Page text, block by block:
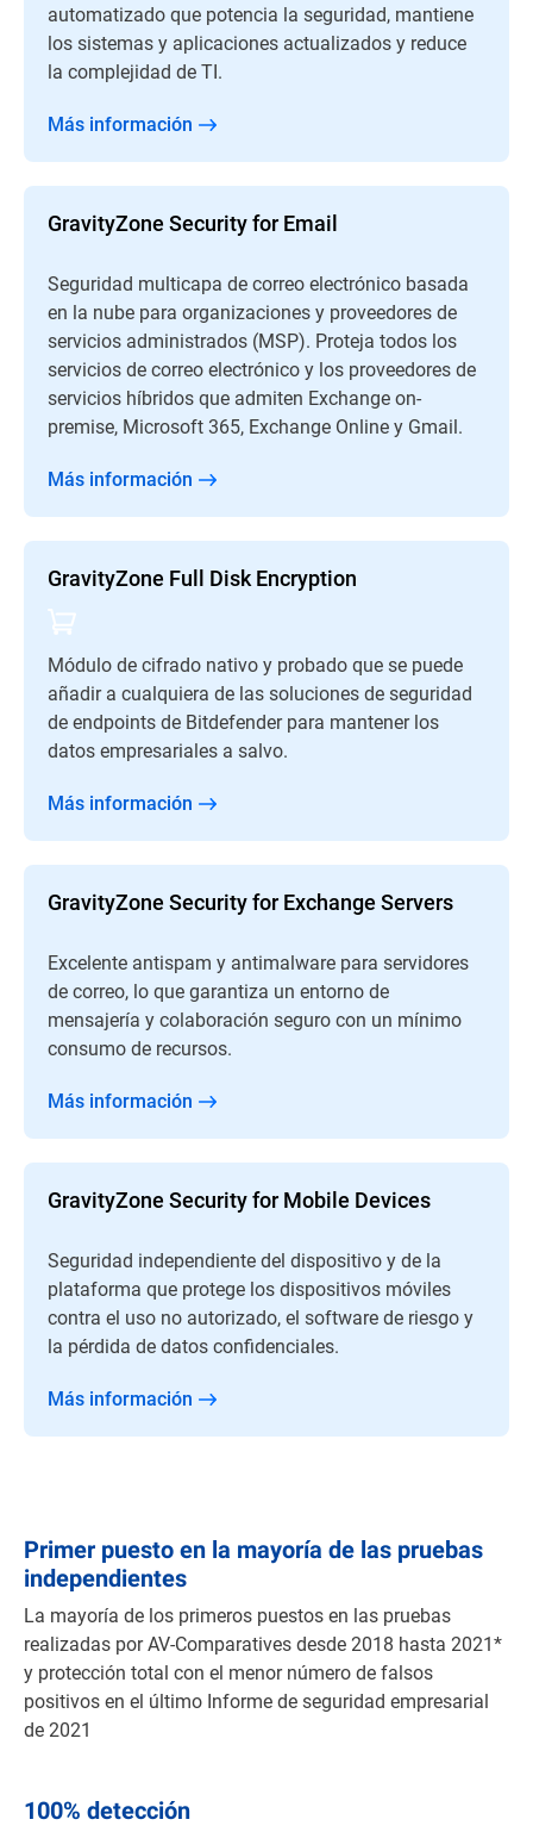
automatizado que potencia la seguridad, mantiene
los sistemas y aplicaciones actualizados y reduce
la complejidad de TI.
Más información
GravityZone Security for Email
Seguridad multicapa de correo electrónico basada
en la nube para organizaciones y proveedores de
servicios administrados (MSP). Proteja todos los
servicios de correo electrónico y los proveedores de
servicios híbridos que admiten Exchange on-
premise, Microsoft 365, Exchange Online y Gmail.
Más información
GravityZone Full Disk Encryption
Módulo de cifrado nativo y probado que se puede
añadir a cualquiera de las soluciones de seguridad
de endpoints de Bitdefender para mantener los
datos empresariales a salvo.
Más información
GravityZone Security for Exchange Servers
Excelente antispam y antimalware para servidores
de correo, lo que garantiza un entorno de
mensajería y colaboración seguro con un mínimo
consumo de recursos.
Más información
GravityZone Security for Mobile Devices
Seguridad independiente del dispositivo y de la
plataforma que protege los dispositivos móviles
contra el uso no autorizado, el software de riesgo y
la pérdida de datos confidenciales.
Más información
Primer puesto en la mayoría de las pruebas
independientes
La mayoría de los primeros puestos en las pruebas
realizadas por AV-Comparatives desde 2018 hasta 2021*
y protección total con el menor número de falsos
positivos en el último Informe de seguridad empresarial
de 2021
100% detección